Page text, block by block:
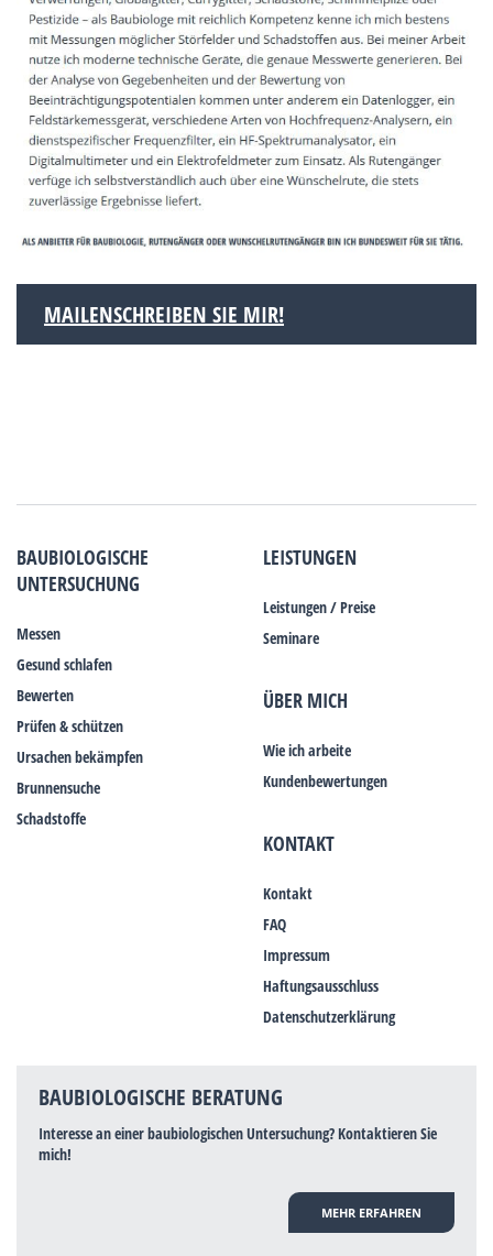
MAILENSCHREIBEN SIE MIR!
BAUBIOLOGISCHE
UNTERSUCHUNG
Messen
Gesund schlafen
Bewerten
Prüfen & schützen
Ursachen bekämpfen
Brunnensuche
Schadstoffe
LEISTUNGEN
Leistungen / Preise
Seminare
ÜBER MICH
Wie ich arbeite
Kundenbewertungen
KONTAKT
Kontakt
FAQ
Impressum
Haftungsausschluss
Datenschutzerklärung
BAUBIOLOGISCHE BERATUNG
Interesse an einer baubiologischen Untersuchung? Kontaktieren Sie
mich!
MEHR ERFAHREN